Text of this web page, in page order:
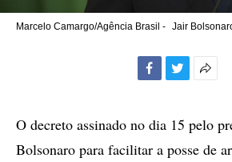
Marcelo Camargo/Agência Brasil - Jair
O decreto assinado no dia 15 pelo
Bolsonaro para facilitar a posse de